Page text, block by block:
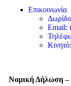
Επικοινωνία
Email:
Νομική Δήλωση –